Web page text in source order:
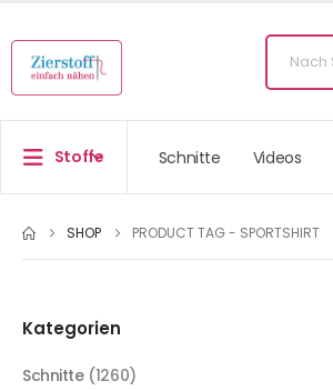
Stoffe Schnitte Videos
SHOP PRODUCT TAG - SPORTSHIRT
Kategorien
Schnitte (1260)